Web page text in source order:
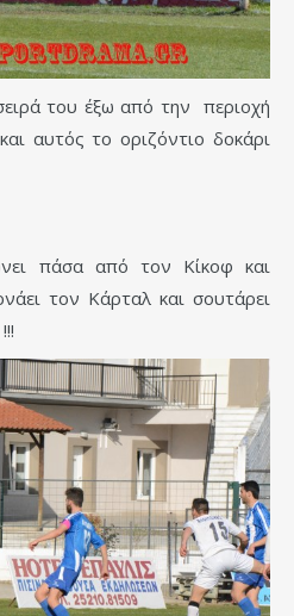
του έξω από την περιοχή
αυτός το οριζόντιο δοκάρι
πάσα από τον Κίκοφ και
τον Κάρταλ και σουτάρει